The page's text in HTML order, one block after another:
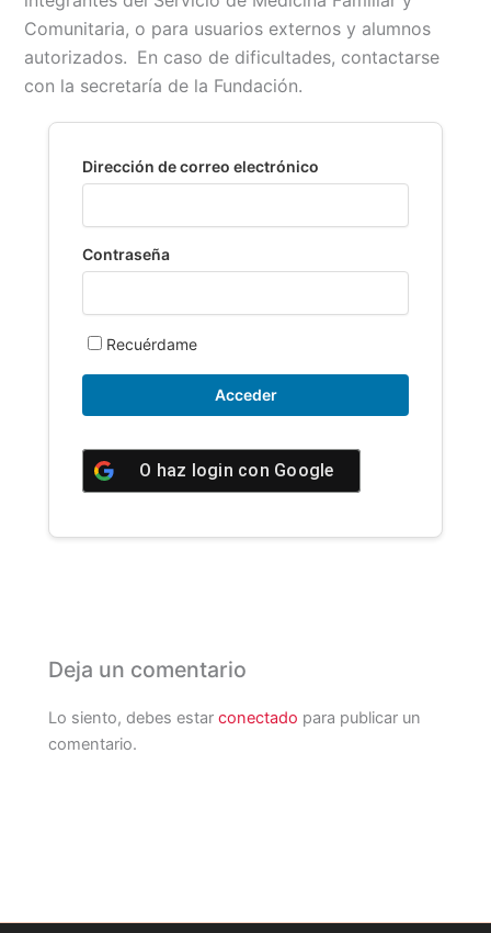
b
o
o
k
l
s
A
p
p
L
i
n
k
t
a
r
t
i
Comunitaria, o para usuarios externos y alumnos
autorizados. En caso de dificultades, contactarse
con la secretaría de la Fundación.
Dirección de correo electrónico
Contraseña
Recuérdame
O haz login con Google
Deja un comentario
Lo siento, debes estarconectado para publicar un
comentario.